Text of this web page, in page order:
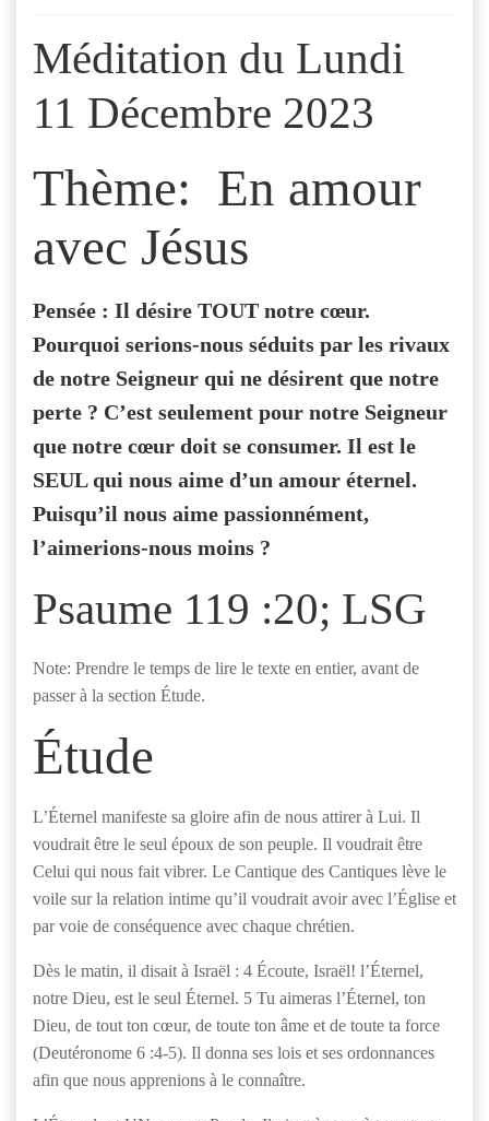
Méditation du Lundi
11 Décembre 2023
Thème: En amour
avec Jésus
Pensée : Il désire TOUT notre cœur.
Pourquoi serions-nous séduits par les rivaux
de notre Seigneur qui ne désirent que notre
perte ? C’est seulement pour notre Seigneur
que notre cœur doit se consumer. Il est le
SEUL qui nous aime d’un amour éternel.
Puisqu’il nous aime passionnément,
l’aimerions-nous moins ?
Psaume 119 :20; LSG
Note: Prendre le temps de lire le texte en entier, avant de
passer à la section Étude.
Étude
L’Éternel manifeste sa gloire afin de nous attirer à Lui. Il
voudrait être le seul époux de son peuple. Il voudrait être
Celui qui nous fait vibrer. Le Cantique des Cantiques lève le
voile sur la relation intime qu’il voudrait avoir avec l’Église et
par voie de conséquence avec chaque chrétien.
Dès le matin, il disait à Israël : 4 Écoute, Israël! l’Éternel,
notre Dieu, est le seul Éternel. 5 Tu aimeras l’Éternel, ton
Dieu, de tout ton cœur, de toute ton âme et de toute ta force
(Deutéronome 6 :4-5). Il donna ses lois et ses ordonnances
afin que nous apprenions à le connaître.